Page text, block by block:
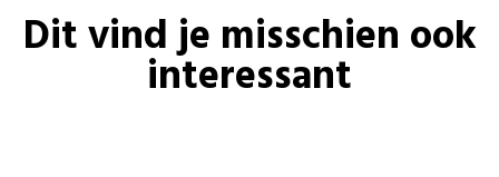
Dit vind je misschien ook
interessant